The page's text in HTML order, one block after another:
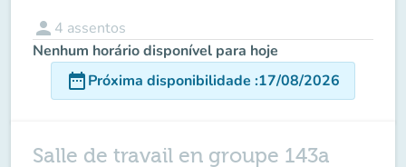
person 4 assentos
Nenhum horário disponível para hoje
date_rangePróxima disponibilidade :17/08/2026
Salle de travail en groupe 143a